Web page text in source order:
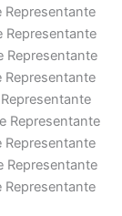
Representante
Representante
Representante
Representante
Representante
Representante
Representante
Representante